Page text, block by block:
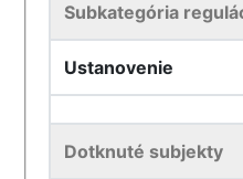
Subkategória
Ustanovenie
Dotknuté subjekty